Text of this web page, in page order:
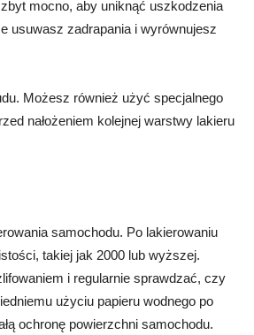
mocno, aby uniknąć uszkodzenia
usuwasz zadrapania i wyrównujesz
Możesz również użyć specjalnego
nałożeniem kolejnej warstwy lakieru
samochodu. Po lakierowaniu
takiej jak 2000 lub wyższej.
i regularnie sprawdzać, czy
użyciu papieru wodnego po
ochronę powierzchni samochodu.